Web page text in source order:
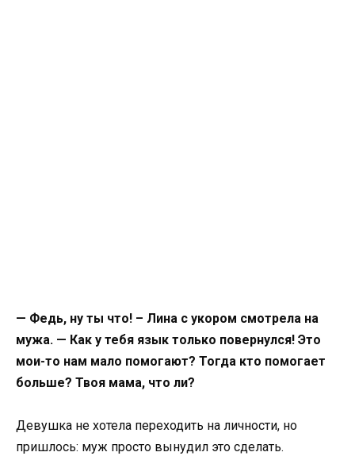
— Федь, ну ты что! – Лина с укором смотрела на
мужа. — Как у тебя язык только повернулся! Это
мои-то нам мало помогают? Тогда кто помогает
больше? Твоя мама, что ли?
Девушка не хотела переходить на личности, но
пришлось: муж просто вынудил это сделать.